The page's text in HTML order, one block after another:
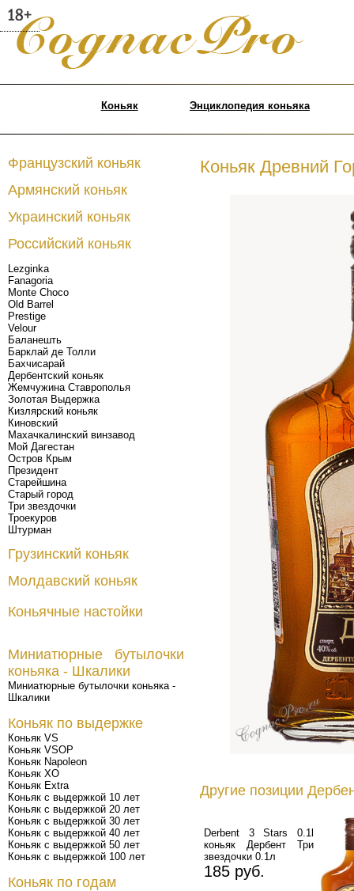
Коньяк Энциклопедия коньяка
Французский коньяк
Армянский коньяк
Украинский коньяк
Российский коньяк
Lezginka
Fanagoria
Monte Choco
Old Barrel
Prestige
Velour
Баланешть
Барклай де Толли
Бахчисарай
Дербентский коньяк
Жемчужина Ставрополья
Золотая Выдержка
Кизлярский коньяк
Киновский
Махачкалинский винзавод
Мой Дагестан
Остров Крым
Президент
Старейшина
Старый город
Три звездочки
Троекуров
Штурман
Грузинский коньяк
Молдавский коньяк
Коньячные настойки
Миниатюрные бутылочки
коньяка - Шкалики
Миниатюрные бутылочки коньяка -
Шкалики
Коньяк по выдержке
Коньяк VS
Коньяк VSOP
Коньяк Napoleon
Коньяк XO
Коньяк Extra
Коньяк с выдержкой 10 лет
Коньяк с выдержкой 20 лет
Коньяк с выдержкой 30 лет
Коньяк с выдержкой 40 лет
Коньяк с выдержкой 50 лет
Коньяк с выдержкой 100 лет
Коньяк по годам
Коньяк Древний
Другие позиции
Derbent 3 Stars 0.1l
коньяк Дербент Три
звездочки 0.1л
185 руб.